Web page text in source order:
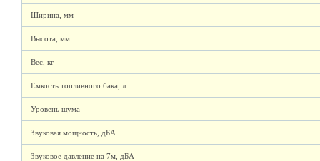
Ширина, мм
Высота, мм
Вес, кг
Емкость топливного бака, л
Уровень шума
Звуковая мощность, дБА
Звуковое давление на 7м, дБА